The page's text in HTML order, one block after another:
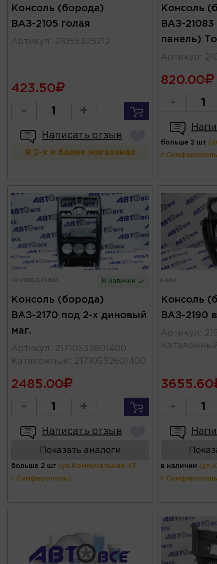
Консоль (борода)
ВАЗ-2105 голая
Артикул : 21055325212
423.50
- +
Написать отзыв
В 2-х и более магазинах
Консоль
ВАЗ-
панель)
Артикул :
820.00
-
больше 2 шт
НЕИЗВЕСТНЫЙ В наличии
Консоль (борода)
ВАЗ-2170 под 2-х диновый
маг.
Артикул : 21710532601400
Каталожный : 21710532601400
2485.00
- +
Написать отзыв
Показать аналоги
больше 2 шт (ул.Коммунальная 43,
г.Симферополь)
LADA
Консоль
ВАЗ-2190
Артикул :
3655.60
-
в наличии